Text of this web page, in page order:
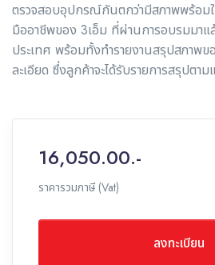
ตรวจสอบอุปกรณ์กันตกว่ามีสภาพพร้อม
มืออาชีพของ 3เอ็ม ที่ผ่านการอบรมมาแ
ประเทศ พร้อมทั้งทำรายงานสรุปสภาพ
ละเอียด ซึ่งลูกค้าจะได้รับรายการสรุปตา
16,050.00.-
ราคารวมภาษี (Vat)
ลงทะเบียน